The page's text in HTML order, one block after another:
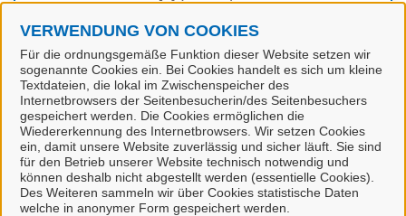
VERWENDUNG VON COOKIES
Für die ordnungsgemäße Funktion dieser Website setzen wir
sogenannte Cookies ein. Bei Cookies handelt es sich um kleine
Textdateien, die lokal im Zwischenspeicher des
Internetbrowsers der Seitenbesucherin/des Seitenbesuchers
gespeichert werden. Die Cookies ermöglichen die
Wiedererkennung des Internetbrowsers. Wir setzen Cookies
ein, damit unsere Website zuverlässig und sicher läuft. Sie sind
für den Betrieb unserer Website technisch notwendig und
können deshalb nicht abgestellt werden (essentielle Cookies).
Des Weiteren sammeln wir über Cookies statistische Daten
welche in anonymer Form gespeichert werden.
Elektronische Wohnsitzanmeldung